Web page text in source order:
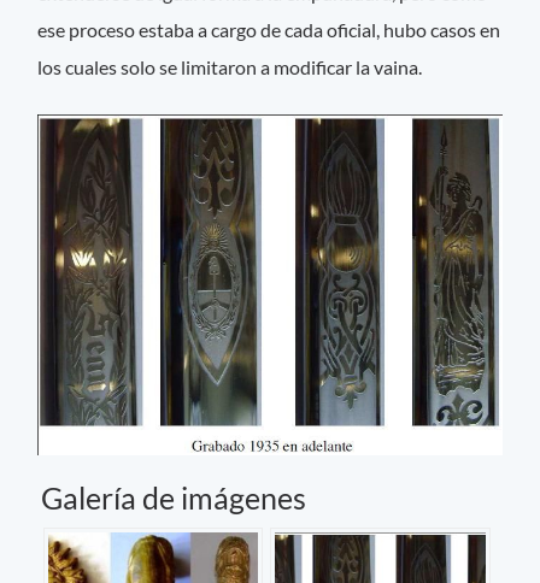
ese proceso estaba a cargo de cada oficial, hubo casos en
los cuales solo se limitaron a modificar la vaina.
Galería de imágenes